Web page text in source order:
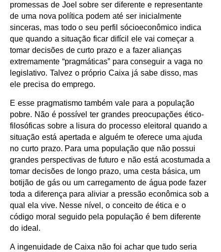
promessas de Joel sobre ser diferente e representante
de uma nova política podem até ser inicialmente
sinceras, mas todo o seu perfil sócioeconômico indica
que quando a situação ficar difícil ele vai começar a
tomar decisões de curto prazo e a fazer alianças
extremamente “pragmáticas” para conseguir a vaga no
legislativo. Talvez o próprio Caixa já sabe disso, mas
ele precisa do emprego.
E esse pragmatismo também vale para a população
pobre. Não é possível ter grandes preocupações ético-
filosóficas sobre a lisura do processo eleitoral quando a
situação está apertada e alguém te oferece uma ajuda
no curto prazo. Para uma população que não possui
grandes perspectivas de futuro e não está acostumada a
tomar decisões de longo prazo, uma cesta básica, um
botijão de gás ou um carregamento de água pode fazer
toda a diferença para aliviar a pressão econômica sob a
qual ela vive. Nesse nível, o conceito de ética e o
código moral seguido pela população é bem diferente
do ideal.
A ingenuidade de Caixa não foi achar que tudo seria